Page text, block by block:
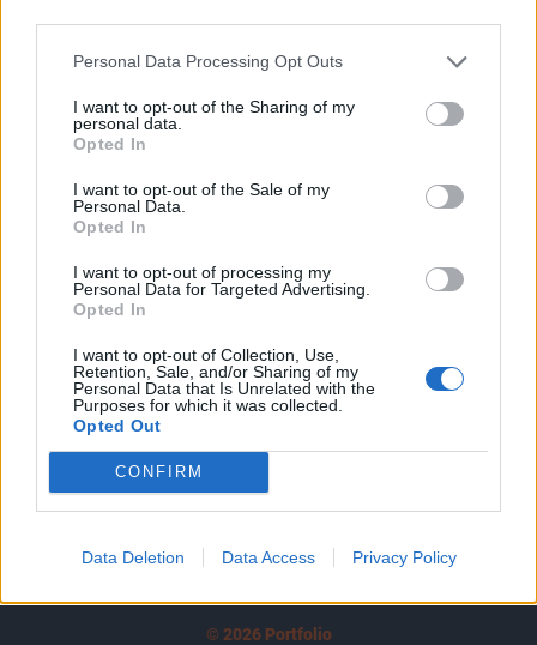
Personal Data Processing Opt Outs
I want to opt-out of the Sharing of my
personal data.
Opted In
I want to opt-out of the Sale of my
Personal Data.
Opted In
I want to opt-out of processing my
Personal Data for Targeted Advertising.
Opted In
I want to opt-out of Collection, Use,
Retention, Sale, and/or Sharing of my
Personal Data that Is Unrelated with the
Purposes for which it was collected.
Opted Out
CONFIRM
Data Deletion Data Access Privacy Policy
KEDVES OLVASÓNK!
A keresett cikk a portfolio.hu hírarchívumához
tartozik, melynek olvasása előfizetéses
Az előfizetés a következőket tartalmazza:
Portfolio.hu teljes cikkarchívum
Kötéslisták: BÉT elmúlt 2 év napon belüli
kötéslistái
Előfizetés
MÁR ELŐFIZETŐNK VAGY?BEJELENTKEZÉS
© 2026 Portfolio